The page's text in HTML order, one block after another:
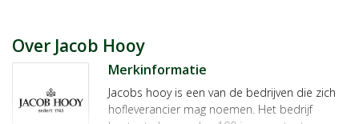
Over Jacob Hooy
Merkinformatie
Jacobs hooy is een van de bedrijven die zich
hofleverancier mag noemen. Het bedrijf